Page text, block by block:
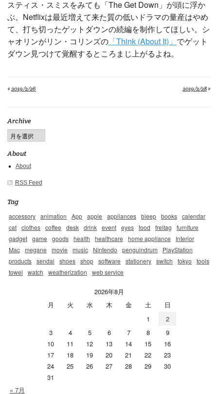
スティス・スミスをみても「The Get Down」が頭に浮か
ぶ。Netflixは最近増えて来た質の低いドラマの量産はやめ
て、打ち切ったゲットダウンの続編を制作してほしい。シ
ャオリンがリン・コリンズの 「Think (About It)」 でゲット
ダウン見つけて覚醒するところまじ上がるよね。
«2019/2/26 2019/2/28»
Archive
About
About
RSS Feed
Tag
accessory animation App apple appliances bleep books calendar
cat clothes coffee desk drink event eyes food freitag
furniture
gadget game goods health healthcare home appliance
Interior
Mac megane movie music Nintendo penguindrum
PlayStation
products sendai shoes shop software stationery switch tokyo
tools
towel
watch weatherization web service
2026年8月
月
火 水 木 金 土
日
1
2
3
4 5 6 7 8
9
10
11 12 13 14 15
16
17
18 19 20 21 22
23
24
25 26 27 28 29
30
31
« 7月